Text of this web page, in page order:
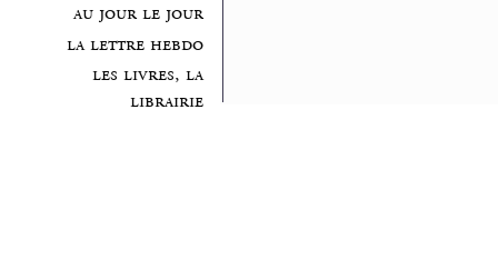
au jour le jour
la lettre hebdo
les livres, la
librairie